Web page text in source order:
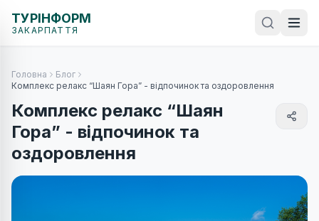
ТУРІНФОРМ
ЗАКАРПАТТЯ
Головна
Блог
Комплекс релакс “Шаян Гора” - відпочинок та оздоровлення
Комплекс релакс “Шаян
Гора” - відпочинок та
оздоровлення